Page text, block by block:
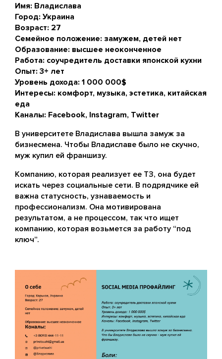
Имя: Владислава
Город: Украина
Возраст: 27
Семейное положение: замужем, детей нет
Образование: высшее неоконченное
Работа: соучредитель доставки японской кухни
Опыт: 3+ лет
Уровень дохода: 1 000 000$
Интересы: комфорт, музыка, эстетика, китайская
еда
Каналы: Facebook, Instagram, Twitter
В университете Владислава вышла замуж за
бизнесмена. Чтобы Владиславе было не скучно,
муж купил ей франшизу.
Компанию, которая реализует ее ТЗ, она будет
искать через социальные сети. В подрядчике ей
важна статусность, узнаваемость и
профессионализм. Она мотивирована
результатом, а не процессом, так что ищет
компанию, которая возьмется за работу “под
ключ”.